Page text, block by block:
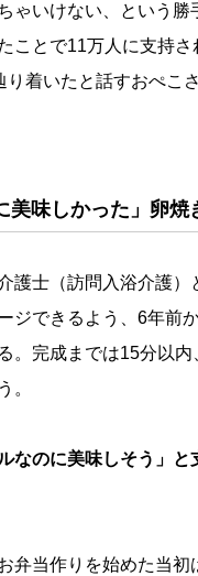
ゃいけない、という勝
ことで11万人に支持さ
り着いたと話すおぺこ
美味しかった」卵
護士（訪問入浴介護）
ジできるよう、6年前
。完成までは15分以
。
のに美味しそう」と
弁当作りを始めた当初